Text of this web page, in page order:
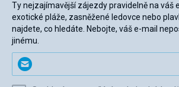
Ty nejzajímavější zájezdy pravidelně na váš
exotické pláže, zasněžené ledovce nebo
najdete, co hledáte. Nebojte, váš e-mail
jinému.
Zadejte
svůj